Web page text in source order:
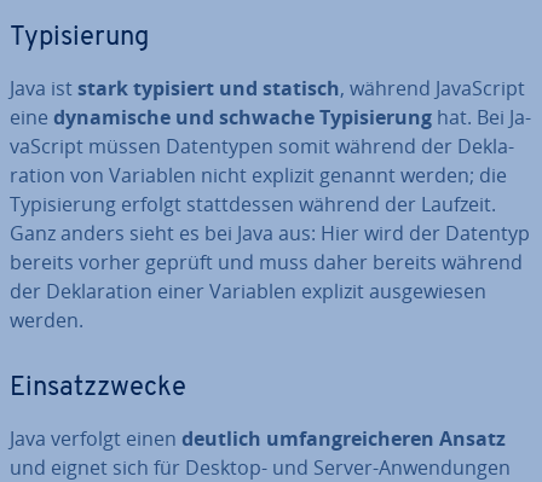
Ty­pi­sie­rung
Java iststark typisiert und statisch, während Ja­va­Script
eine dy­na­mi­sche und schwache Ty­pi­sie­rung hat. Bei Ja­
va­Script müssen Da­ten­ty­pen somit während der De­kla­
ra­ti­on von Variablen nicht explizit genannt werden; die
Ty­pi­sie­rung erfolgt statt­des­sen während der Laufzeit.
Ganz anders sieht es bei Java aus: Hier wird der Datentyp
bereits vorher geprüft und muss daher bereits während
der De­kla­ra­ti­on einer Variablen explizit aus­ge­wie­sen
werden.
Ein­satz­zwe­cke
Java verfolgt einen deutlich um­fang­rei­che­ren Ansatz
und eignet sich für Desktop- und Server-An­wen­dun­gen